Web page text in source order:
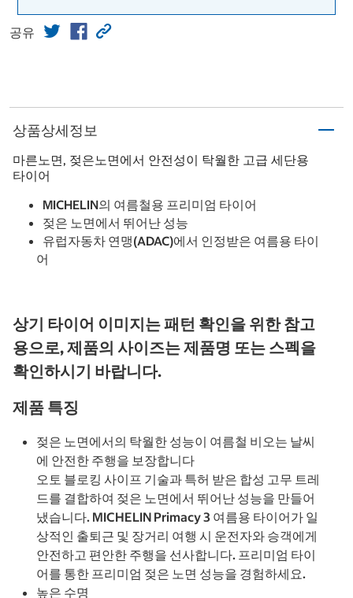
공유
상품상세정보
마른노면, 젖은노면에서 안전성이 탁월한 고급 세단용
타이어
MICHELIN의 여름철용 프리미엄 타이어
젖은 노면에서 뛰어난 성능
유럽자동차 연맹(ADAC)에서 인정받은 여름용 타이
어
상기 타이어 이미지는 패턴 확인을 위한 참고
용으로, 제품의 사이즈는 제품명 또는 스펙을
확인하시기 바랍니다.
제품 특징
젖은 노면에서의 탁월한 성능이 여름철 비오는 날씨
에 안전한 주행을 보장합니다
오토 블로킹 사이프 기술과 특허 받은 합성 고무 트레
드를 결합하여 젖은 노면에서 뛰어난 성능을 만들어
냈습니다. MICHELIN Primacy 3 여름용 타이어가 일
상적인 출퇴근 및 장거리 여행 시 운전자와 승객에게
안전하고 편안한 주행을 선사합니다. 프리미엄 타이
어를 통한 프리미엄 젖은 노면 성능을 경험하세요.
높은 수명